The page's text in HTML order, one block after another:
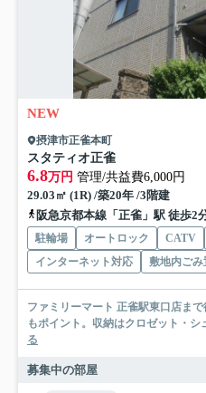
NEW
摂津市正雀本町
スタティオ正雀
6.8万円 管理/共益費6,000円
29.03㎡ (1R) /築20年 /3階建
阪急京都本線「正雀」駅 徒歩2
駐輪場 オートロック CATV
インターネット対応
敷地内ごみ
ファミリーマート 正雀駅東口店ま
もポイント。収納はクロゼット・シ
る
募集中の部屋